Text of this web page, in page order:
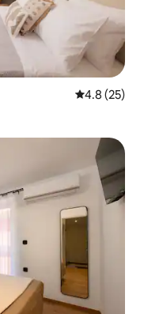
평점 4.8점(5
4.8 (25)